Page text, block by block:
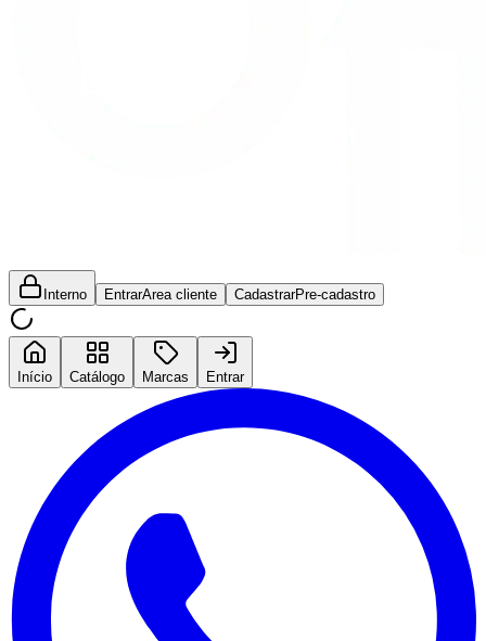
Interno EntrarArea cliente CadastrarPre-cadastro
Início Catálogo Marcas Entrar